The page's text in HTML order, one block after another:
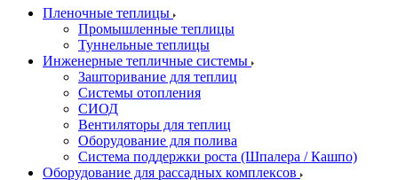
Пленочные теплицы
Промышленные теплицы
Туннельные теплицы
Инженерные тепличные системы
Зашторивание для теплиц
Системы отопления
СИОД
Вентиляторы для теплиц
Оборудование для полива
Система поддержки роста (Шпалера / Кашпо)
Оборудование для рассадных комплексов